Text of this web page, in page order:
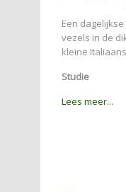
Een
vezels in de
kleine
Studie
Lees meer...